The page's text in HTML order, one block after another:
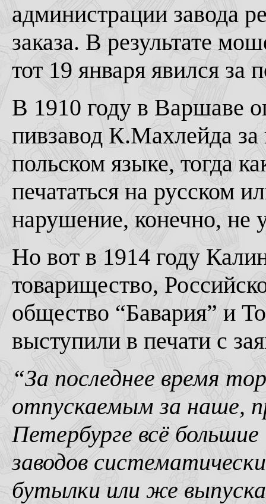
администрации завода
заказа. В результате
тот 19 января явился за
В 1910 году в Варшаве
пивзавод К.Махлейда за
польском языке, тогда
печататься на русском
нарушение, конечно, не
Но вот в 1914 году
товарищество,
общество “Бавария” и
выступили в печати с
“За последнее время
отпускаемым за наше,
Петербурге всё
заводов
бутылки или же